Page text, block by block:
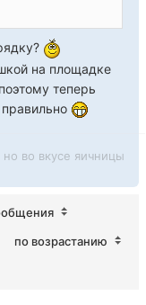
на площадке
теперь
во вкусе яичницы
по возрастанию